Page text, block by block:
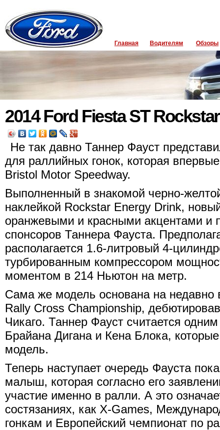
Главная Водителям Обзоры
2014 Ford Fiesta ST
Не так давно Таннер Фауст
для раллийных гонок, которая
Bristol Motоr Speedway.
Выполненный в знакомой черно-
наклейкой Rockstar Enеrgy Drink,
оранжевыми и красными акцентами и
спонсоров Таннера Фауста.
располагается 1.6-литровый 4-
турбированным компрессором
моментом в 214 Ньютон на метр.
Сама же модель основана на
Rally Cross Championship,
Чикаго. Таннер Фауст считается
Брайана Дигана и Кена Блока,
модель.
Теперь наступает очередь Фауста
малыш, которая согласно его
участие именно в ралли. А это
состязаниях, как X-Games,
гонкам и Европейский чемпионат по